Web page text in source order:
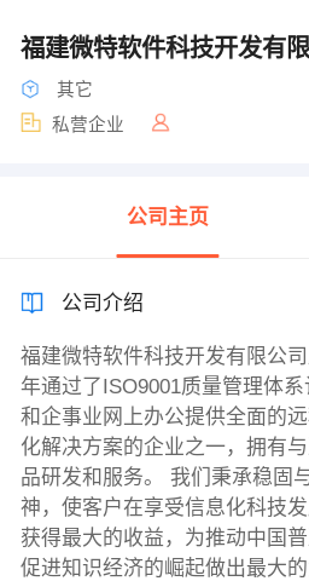
福建微特软件科技开发有
其它
私营企业
公司主页
公司介绍
福建微特软件科技开发有限公
年通过了ISO9001质量管理体
和企事业网上办公提供全面的
化解决方案的企业之一，拥有
品研发和服务。 我们秉承稳固
神，使客户在享受信息化科技
获得最大的收益，为推动中国
促进知识经济的崛起做出最大